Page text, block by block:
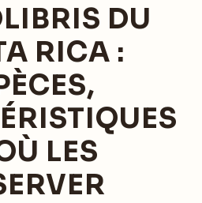
DU
RICA :
LES